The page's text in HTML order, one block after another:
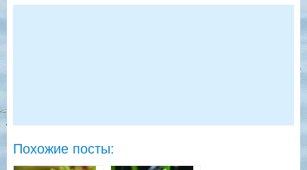
Похожие посты: